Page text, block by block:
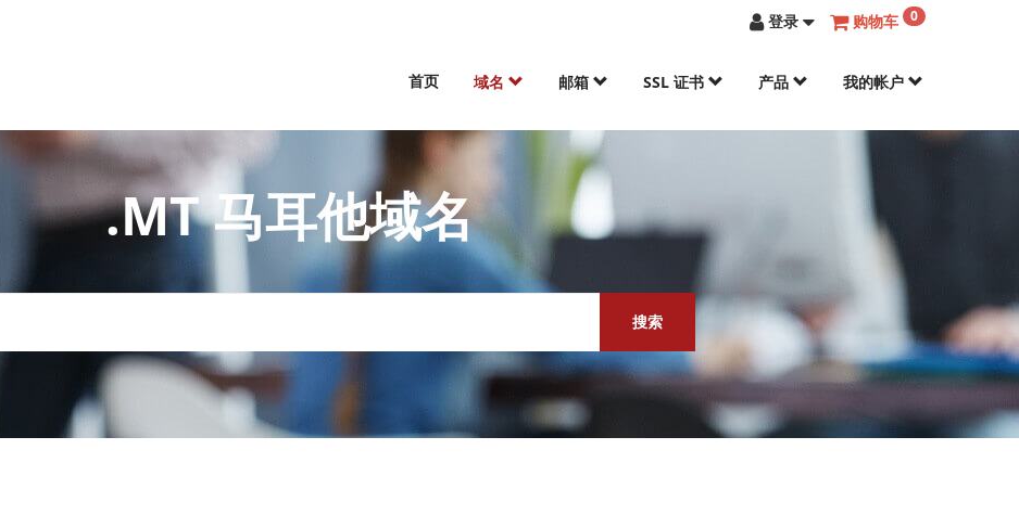
登录 购物车 0
首页 域名 邮箱 SSL 证书 产品 我的帐户
.MT 马耳他域名
搜索